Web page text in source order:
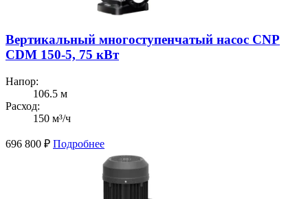
Вертикальный многоступенчатый насос CNP
CDM 150-5, 75 кВт
Напор:
106.5 м
Расход:
150 м³/ч
696 800 ₽ Подробнее